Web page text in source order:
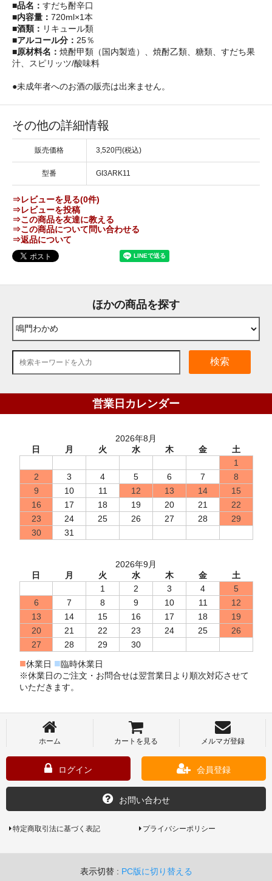
■品名： すだち酎辛口
■内容量： 720ml×1本
■酒類： リキュール類
■アルコール分： 25％
■原材料名： 焼酎甲類（国内製造）、焼酎乙類、糖類、すだち果
汁、スピリッツ/酸味料
●未成年者へのお酒の販売は出来ません。
その他の詳細情報
販売価格 3,520円(税込)
型番 GI3ARK11
⇒レビューを見る(0件)
⇒レビューを投稿
⇒この商品を友達に教える
⇒この商品について問い合わせる
⇒返品について
ほかの商品を探す
検索
営業日カレンダー
2026年8月
日
月 火 水 木 金
土
1
2
3 4 5 6 7
8
9
10 11 12 13 14
15
16
17 18 19 20 21
22
23
24 25 26 27 28
29
30
31
2026年9月
日
月 火 水 木 金
土
1
2 3 4
5
6
7 8 9 10 11
12
13
14 15 16 17 18
19
20
21 22 23 24 25
26
27
28 29 30
■休業日 ■臨時休業日
※休業日のご注文・お問合せは翌営業日より順次対応させて
いただきます。
ホーム カートを見る メルマガ登録
ログイン 会員登録
お問い合わせ
特定商取引法に基づく表記 プライバシーポリシー
表示切替 : PC版に切り替える